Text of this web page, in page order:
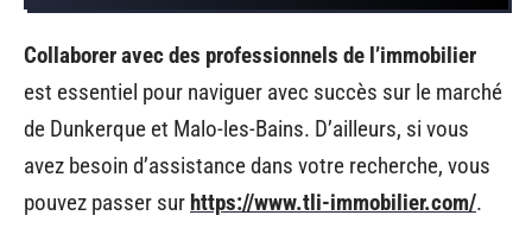
Collaborer avec des professionnels de l’immobilier
est essentiel pour naviguer avec succès sur le marché
de Dunkerque et Malo-les-Bains. D’ailleurs, si vous
avez besoin d’assistance dans votre recherche, vous
pouvez passer sur https://www.tli-immobilier.com/.